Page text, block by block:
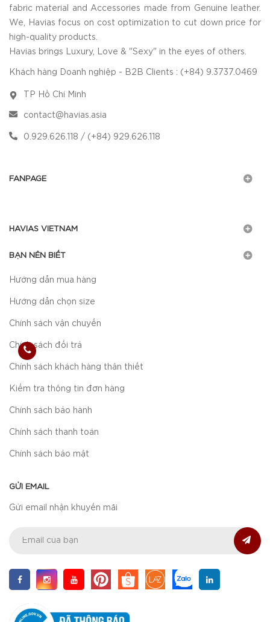
fabric material and Accessories made from Genuine leather.
We, Havias focus on cost optimization to cut down price for
high-quality products.
Havias brings Luxury, Love & "Sexy" in the eyes of others.
Khách hàng Doanh nghiệp - B2B Clients : (+84) 9.3737.0469
TP Hồ Chí Minh
contact@havias.asia
0.929.626.118 / (+84) 929.626.118
FANPAGE
HAVIAS VIETNAM
BẠN NÊN BIẾT
Hướng dẫn mua hàng
Hướng dẫn chọn size
Chính sách vận chuyển
Chính sách đổi trả
Chính sách khách hàng thân thiết
Kiểm tra thông tin đơn hàng
Chính sách bảo hành
Chính sách thanh toán
Chính sách bảo mật
GỬI EMAIL
Gửi email nhận khuyến mãi